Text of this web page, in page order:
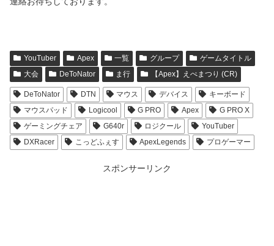
YouTuber Apex 一覧 グループ
ゲームタイトル
大会
DeToNator ま行 【Apex】えぺまつり (CR)
DeToNator DTN マウス デバイス
キーボード
マウスパッド
Logicool G PRO Apex
G PRO X
ゲーミングチェア
G640r ロジクール
YouTuber
DXRacer
こっどふぇす ApexLegends プロゲーマー
スポンサーリンク